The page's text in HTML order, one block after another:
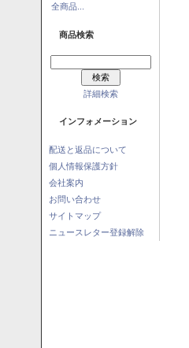
全商品...
商品検索
詳細検索
インフォメーション
配送と返品について
個人情報保護方針
会社案内
お問い合わせ
サイトマップ
ニュースレター登録解除